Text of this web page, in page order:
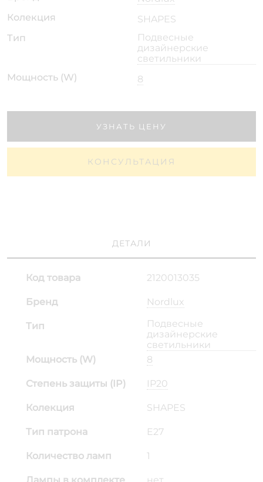
Колекция
SHAPES
Тип
Подвесные
дизайнерские
светильники
Мощность (W)
8
УЗНАТЬ ЦЕНУ
КОНСУЛЬТАЦИЯ
ДЕТАЛИ
Код товара 2120013035
Бренд Nordlux
Тип
Подвесные
дизайнерские
светильники
Мощность (W)
8
Степень защиты (IP) IP20
Колекция SHAPES
Тип патрона E27
Количество ламп 1